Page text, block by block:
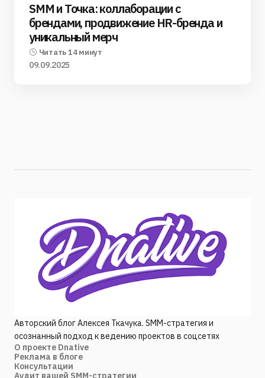
SMM и Точка: коллаборации с
брендами, продвижение HR-бренда и
уникальный мерч
Читать 14 минут
09.09.2025
Авторский блог Алексея Ткачука. SMM-стратегия и
осознанный подход к ведению проектов в соцсетях
О проекте Dnative
Реклама в блоге
Консультации
Аудит вашей SMM-стратегии